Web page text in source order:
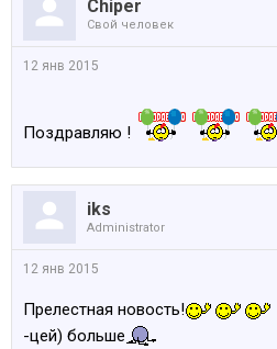
Chiper
Свой человек
12 янв 2015
Поздравляю !
iks
Administrator
12 янв 2015
Прелестная новость!
-цей) больше